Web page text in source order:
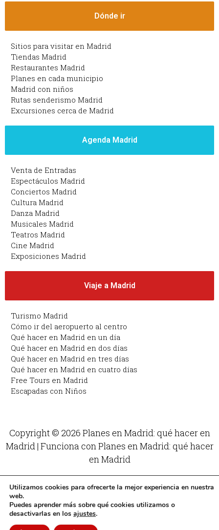
Dónde ir
Sitios para visitar en Madrid
Tiendas Madrid
Restaurantes Madrid
Planes en cada municipio
Madrid con niños
Rutas senderismo Madrid
Excursiones cerca de Madrid
Agenda Madrid
Venta de Entradas
Espectáculos Madrid
Conciertos Madrid
Cultura Madrid
Danza Madrid
Musicales Madrid
Teatros Madrid
Cine Madrid
Exposiciones Madrid
Viaje a Madrid
Turismo Madrid
Cómo ir del aeropuerto al centro
Qué hacer en Madrid en un día
Qué hacer en Madrid en dos días
Qué hacer en Madrid en tres días
Qué hacer en Madrid en cuatro días
Free Tours en Madrid
Escapadas con Niños
Copyright © 2026 Planes en Madrid: qué hacer en
Madrid | Funciona con Planes en Madrid: qué hacer
en Madrid
Utilizamos cookies para ofrecerte la mejor experiencia en nuestra
web.
Puedes aprender más sobre qué cookies utilizamos o
desactivarlas en los ajustes.